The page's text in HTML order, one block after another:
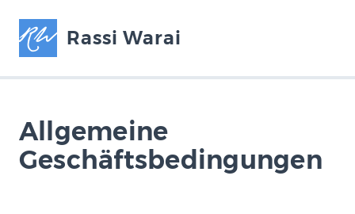
Rassi Warai
Allgemeine
Geschäftsbedingungen